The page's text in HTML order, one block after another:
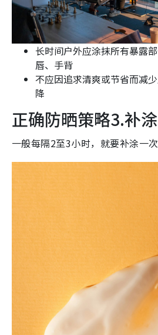
长时间户外应涂抹所有暴露
唇、手背
不应因追求清爽或节省而减
降
正确防晒策略3.补
一般每隔2至3小时，就要补涂一次